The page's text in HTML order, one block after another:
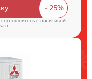
c политикой